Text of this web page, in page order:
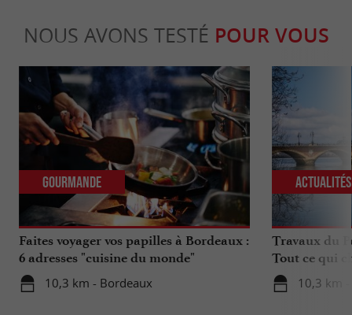
NOUS AVONS TESTÉ POUR VOUS
Faites voyager vos papilles à Bordeaux :
6 adresses "cuisine du monde"
10,3 km - Bordeaux
Gourmande
Travaux du
Tout ce qui
10,3 km
Actualités